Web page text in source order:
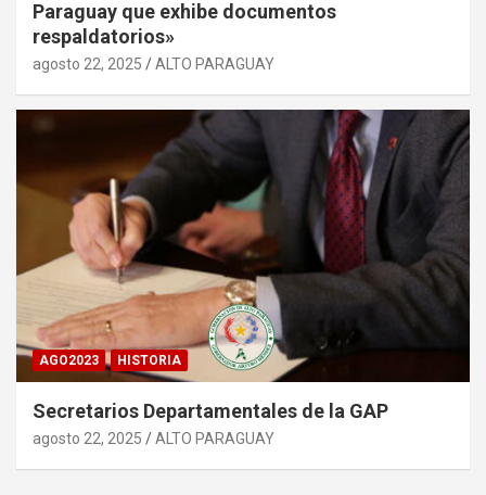
Paraguay que exhibe documentos
respaldatorios»
agosto 22, 2025 ALTO PARAGUAY
AGO2023 HISTORIA
Secretarios Departamentales de la GAP
agosto 22, 2025 ALTO PARAGUAY